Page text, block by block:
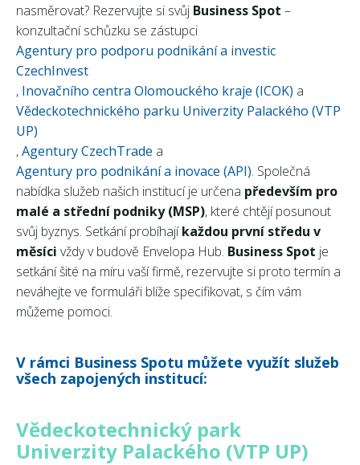
nasměrovat? Rezervujte si svůj Business Spot –
konzultační schůzku se zástupci
Agentury pro podporu podnikání a investic
CzechInvest
, Inovačního centra Olomouckého kraje (ICOK) a
Vědeckotechnického parku Univerzity Palackého (VTP
UP)
,Agentury CzechTrade a
Agentury pro podnikání a inovace (API). Společná
nabídka služeb našich institucí je určena především pro
malé a střední podniky (MSP), které chtějí posunout
svůj byznys. Setkání probíhajíkaždou první středu v
měsíci vždy v budově Envelopa Hub. Business Spot je
setkání šité na míru vaší firmě, rezervujte si proto termín a
neváhejte ve formuláři blíže specifikovat, s čím vám
můžeme pomoci.
V rámci Business Spotu můžete využít služeb
všech zapojených institucí:
Vědeckotechnický park
Univerzity Palackého (VTP UP)